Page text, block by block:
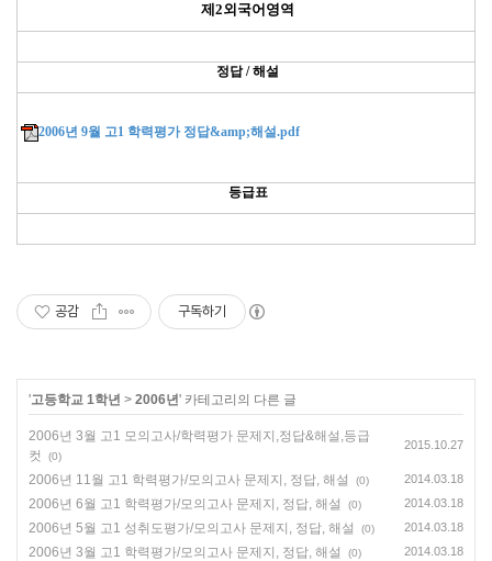
제2외국어영역
정답 / 해설
2006년 9월 고1 학력평가 정답&amp;해설.pdf
등급표
공감 구독하기
'고등학교 1학년 > 2006년' 카테고리의 다른 글
2006년 3월 고1 모의고사/학력평가 문제지,정답&해설,등급
컷
(0)
2015.10.27
2006년 11월 고1 학력평가/모의고사 문제지, 정답, 해설 (0) 2014.03.18
2006년 6월 고1 학력평가/모의고사 문제지, 정답, 해설 (0) 2014.03.18
2006년 5월 고1 성취도평가/모의고사 문제지, 정답, 해설 (0) 2014.03.18
2006년 3월 고1 학력평가/모의고사 문제지, 정답, 해설 (0) 2014.03.18